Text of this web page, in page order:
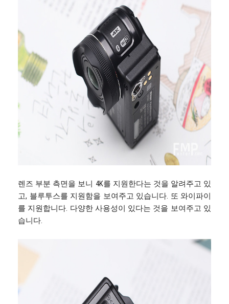
렌즈 부분 측면을 보니 4K를 지원한다는 것을 알려주고 있
고, 블루투스를 지원함을 보여주고 있습니다. 또 와이파이
를 지원합니다. 다양한 사용성이 있다는 것을 보여주고 있
습니다.